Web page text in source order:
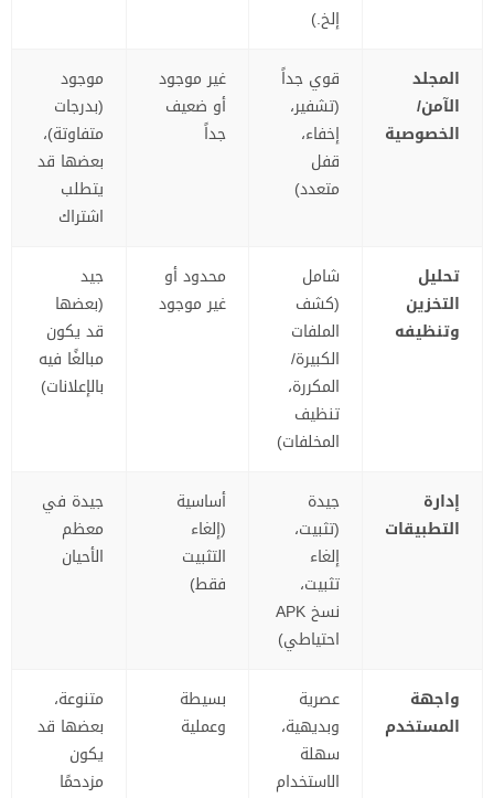
إلخ.)
المجلد
الآمن/
الخصوصية
قوي جداً
(تشفير،
إخفاء،
قفل
متعدد)
غير موجود
أو ضعيف
جداً
موجود
(بدرجات
متفاوتة)،
بعضها قد
يتطلب
اشتراك
تحليل
التخزين
وتنظيفه
شامل
(كشف
الملفات
الكبيرة/
المكررة،
تنظيف
المخلفات)
محدود أو
غير موجود
جيد
(بعضها
قد يكون
مبالغًا فيه
بالإعلانات)
إدارة
التطبيقات
جيدة
(تثبيت،
إلغاء
تثبيت،
نسخ APK
احتياطي)
أساسية
(إلغاء
التثبيت
فقط)
جيدة في
معظم
الأحيان
واجهة
المستخدم
عصرية
وبديهية،
سهلة
الاستخدام
بسيطة
وعملية
متنوعة،
بعضها قد
يكون
مزدحمًا